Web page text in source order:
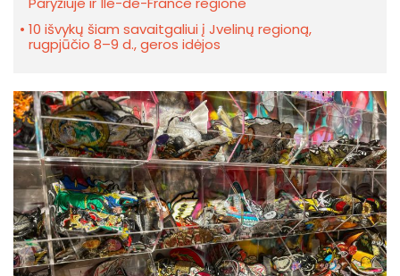
10 išvykų šiam savaitgaliui į Jvelinų regioną,
rugpjūčio 8–9 d., geros idėjos